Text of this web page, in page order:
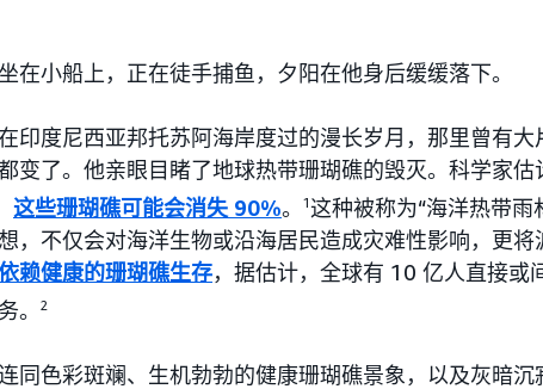
在小船上，正在徒手捕鱼，夕阳在他身后缓缓落下。
印度尼西亚邦托苏阿海岸度过的漫长岁月，那里曾有
变了。他亲眼目睹了地球热带珊瑚礁的毁灭。科学家估
这些珊瑚礁可能会消失 90%。 1这种被称为“海洋热带
，不仅会对海洋生物或沿海居民造成灾难性影响，更
赖健康的珊瑚礁生存，据估计，全球有 10 亿人直接或
。
2
同色彩斑斓、生机勃勃的健康珊瑚礁景象，以及灰暗